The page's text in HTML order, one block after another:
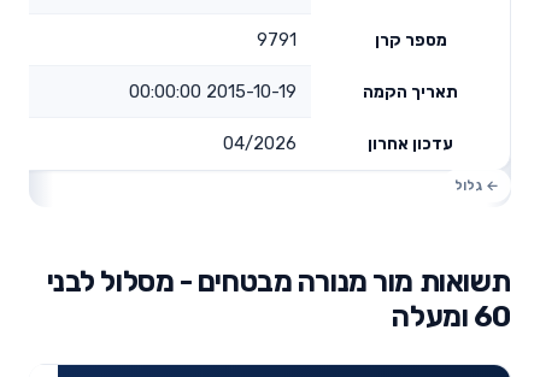
מספר קרן 9791
תאריך הקמה 2015-10-19 00:00:00
עדכון אחרון 04/2026
תשואות מור מנורה מבטחים - מסלול לבני
60 ומעלה